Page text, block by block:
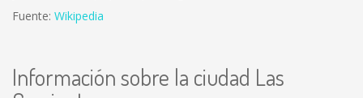
Fuente: Wikipedia
Información sobre la ciudad Las